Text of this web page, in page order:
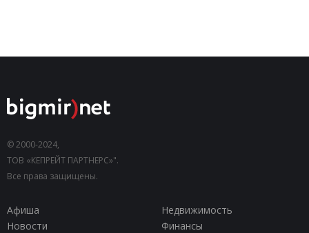
© 2000-2024,
ТОВ «КЕПРЕЙТ ПАРТНЕРС»".
Все права защищены.
Афиша
Недвижимость
Новости
Финансы